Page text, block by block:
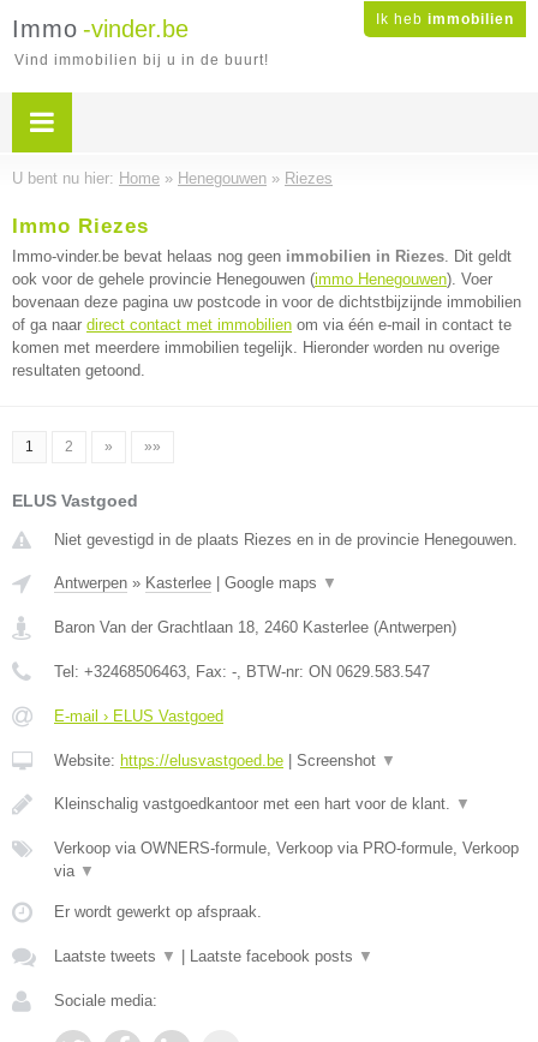
Ik heb immobilien
Immo -vinder.be
Vind immobilien bij u in de buurt!
U bent nu hier: Home » Henegouwen » Riezes
Immo Riezes
Immo-vinder.be bevat helaas nog geen immobilien in Riezes. Dit geldt
ook voor de gehele provincie Henegouwen (immo Henegouwen). Voer
bovenaan deze pagina uw postcode in voor de dichtstbijzijnde immobilien
of ga naar direct contact met immobilien om via één e-mail in contact te
komen met meerdere immobilien tegelijk. Hieronder worden nu overige
resultaten getoond.
1 2 » »»
ELUS Vastgoed
Niet gevestigd in de plaats Riezes en in de provincie Henegouwen.
Antwerpen » Kasterlee Google maps ▼
Baron Van der Grachtlaan 18, 2460 Kasterlee (Antwerpen)
Tel: +32468506463, Fax: -, BTW-nr: ON 0629.583.547
E-mail › ELUS Vastgoed
Website: https://elusvastgoed.be Screenshot ▼
Kleinschalig vastgoedkantoor met een hart voor de klant. ▼
Verkoop via OWNERS-formule, Verkoop via PRO-formule, Verkoop
via ▼
Er wordt gewerkt op afspraak.
Laatste tweets ▼ Laatste facebook posts ▼
Sociale media: